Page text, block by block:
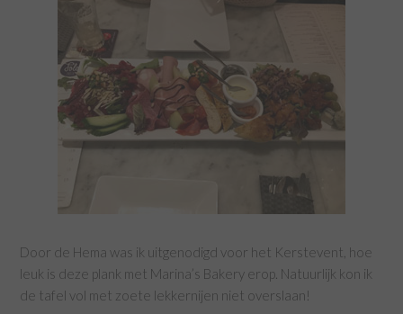
Door de Hema was ik uitgenodigd voor het Kerstevent, hoe
leuk is deze plank met Marina’s Bakery erop. Natuurlijk kon ik
de tafel vol met zoete lekkernijen niet overslaan!